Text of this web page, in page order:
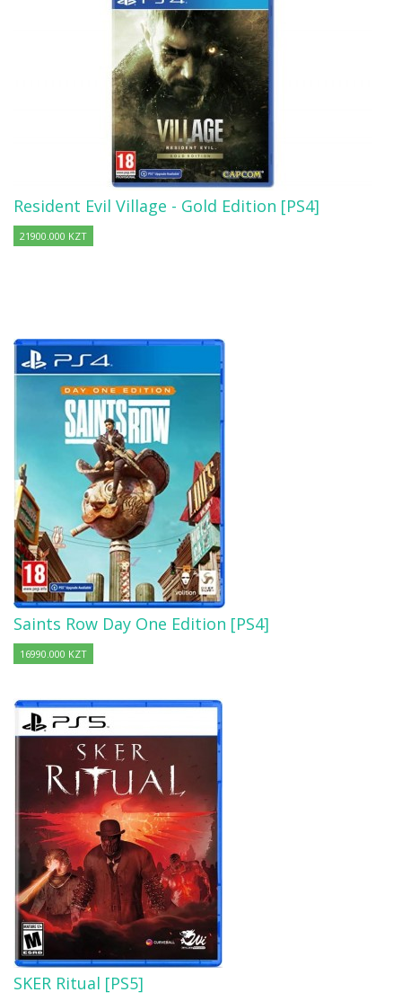
Resident Evil Village - Gold Edition [PS4]
21900.000 KZT
Saints Row Day One Edition [PS4]
16990.000 KZT
SKER Ritual [PS5]